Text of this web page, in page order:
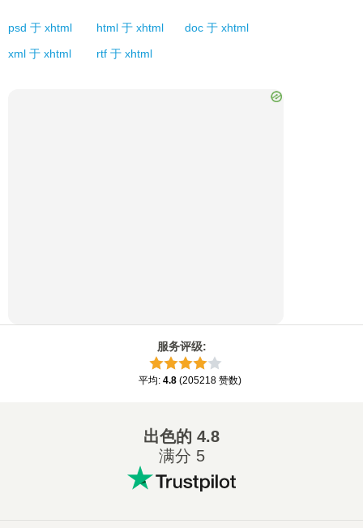
psd 于 xhtml html 于 xhtml doc 于 xhtml
xml 于 xhtml rtf 于 xhtml
服务评级:
平均: 4.8 (205218 赞数)
出色的 4.8
满分 5